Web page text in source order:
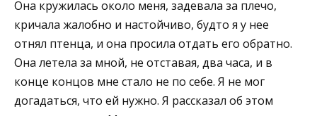
Она кружилась около меня, задевала за плечо,
кричала жалобно и настойчиво, будто я у нее
отнял птенца, и она просила отдать его обратно.
Она летела за мной, не отставая, два часа, и в
конце концов мне стало не по себе. Я не мог
догадаться, что ей нужно. Я рассказал об этом